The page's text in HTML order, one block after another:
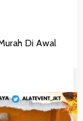
Di Awal